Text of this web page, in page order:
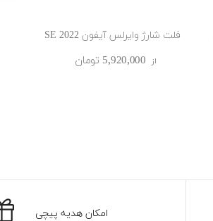
فلت شارژ وایرلس آیفون SE 2022
از 5٬920٬000 ‎تومان
امکان هدیه پیچی